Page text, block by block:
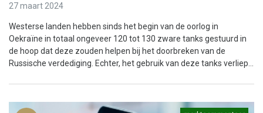
27 maart 2024
Westerse landen hebben sinds het begin van de oorlog in
Oekraïne in totaal ongeveer 120 tot 130 zware tanks gestuurd in
de hoop dat deze zouden helpen bij het doorbreken van de
Russische verdediging. Echter, het gebruik van deze tanks verliep...